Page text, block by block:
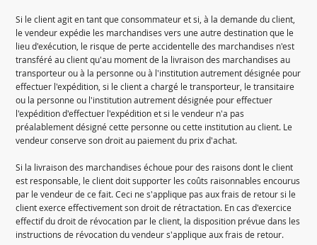
Si le client agit en tant que consommateur et si, à la demande du client,
le vendeur expédie les marchandises vers une autre destination que le
lieu d'exécution, le risque de perte accidentelle des marchandises n'est
transféré au client qu'au moment de la livraison des marchandises au
transporteur ou à la personne ou à l'institution autrement désignée pour
effectuer l'expédition, si le client a chargé le transporteur, le transitaire
ou la personne ou l'institution autrement désignée pour effectuer
l'expédition d'effectuer l'expédition et si le vendeur n'a pas
préalablement désigné cette personne ou cette institution au client. Le
vendeur conserve son droit au paiement du prix d'achat.
Si la livraison des marchandises échoue pour des raisons dont le client
est responsable, le client doit supporter les coûts raisonnables encourus
par le vendeur de ce fait. Ceci ne s'applique pas aux frais de retour si le
client exerce effectivement son droit de rétractation. En cas d'exercice
effectif du droit de révocation par le client, la disposition prévue dans les
instructions de révocation du vendeur s'applique aux frais de retour.